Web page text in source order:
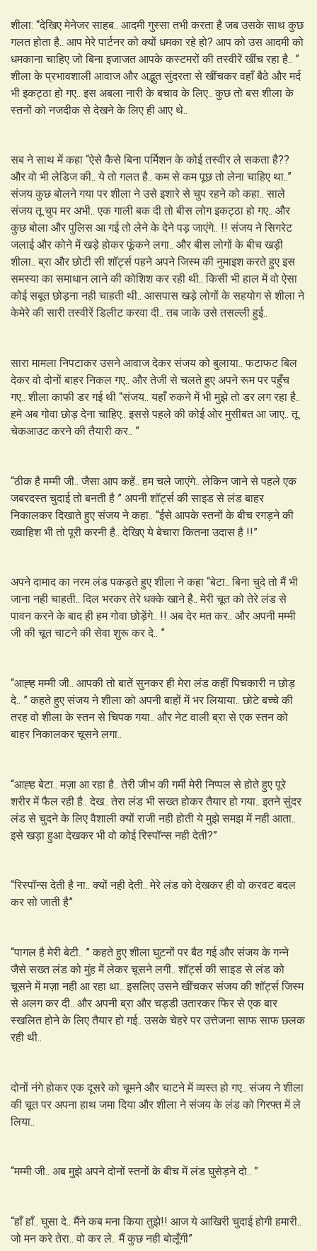
शीला: “देखिए मेनेजर साहब.. आदमी गुस्सा तभी करता है जब उसके साथ कुछ
गलत होता है.. आप मेरे पार्टनर को क्यों धमका रहे हो? आप को उस आदमी को
धमकाना चाहिए जो बिना इजाजत आपके कस्टमरों की तस्वीरें खींच रहा है.. ”
शीला के प्रभावशाली आवाज और अद्भुत सुंदरता से खींचकर वहाँ बैठे और मर्द
भी इकट्ठा हो गए.. इस अबला नारी के बचाव के लिए.. कुछ तो बस शीला के
स्तनों को नजदीक से देखने के लिए ही आए थे..
सब ने साथ में कहा “ऐसे कैसे बिना पर्मिशन के कोई तस्वीर ले सकता है??
और वो भी लेडिज की.. ये तो गलत है.. कम से कम पूछ तो लेना चाहिए था..”
संजय कुछ बोलने गया पर शीला ने उसे इशारे से चुप रहने को कहा.. साले
संजय तू चुप मर अभी.. एक गाली बक दी तो बीस लोग इकट्ठा हो गए.. और
कुछ बोला और पुलिस आ गई तो लेने के देने पड़ जाएंगे.. !! संजय ने सिगरेट
जलाई और कोने में खड़े होकर फूंकने लगा.. और बीस लोगों के बीच खड़ी
शीला.. ब्रा और छोटी सी शॉर्ट्स पहने अपने जिस्म की नुमाइश करते हुए इस
समस्या का समाधान लाने की कोशिश कर रही थी.. किसी भी हाल में वो ऐसा
कोई सबूत छोड़ना नही चाहती थी.. आसपास खड़े लोगों के सहयोग से शीला ने
केमेरे की सारी तस्वीरें डिलीट करवा दी.. तब जाके उसे तसल्ली हुई..
सारा मामला निपटाकर उसने आवाज देकर संजय को बुलाया.. फटाफट बिल
देकर वो दोनों बाहर निकल गए.. और तेजी से चलते हुए अपने रूम पर पहुँच
गए.. शीला काफी डर गई थी “संजय.. यहाँ रुकने में भी मुझे तो डर लग रहा है..
हमे अब गोवा छोड़ देना चाहिए.. इससे पहले की कोई ओर मुसीबत आ जाए.. तू
चेकआउट करने की तैयारी कर.. ”
“ठीक है मम्मी जी.. जैसा आप कहें.. हम चले जाएंगे.. लेकिन जाने से पहले एक
जबरदस्त चुदाई तो बनती है ” अपनी शॉर्ट्स की साइड से लंड बाहर
निकालकर दिखाते हुए संजय ने कहा.. “ईसे आपके स्तनों के बीच रगड़ने की
ख्वाहिश भी तो पूरी करनी है.. देखिए ये बेचारा कितना उदास है !!”
अपने दामाद का नरम लंड पकड़ते हुए शीला ने कहा “बेटा.. बिना चुदे तो मैं भी
जाना नही चाहती.. दिल भरकर तेरे धक्के खाने है.. मेरी चूत को तेरे लंड से
पावन करने के बाद ही हम गोवा छोड़ेंगे.. !! अब देर मत कर.. और अपनी मम्मी
जी की चूत चाटने की सेवा शुरू कर दे.. ”
“आह्ह मम्मी जी.. आपकी तो बातें सुनकर ही मेरा लंड कहीं पिचकारी न छोड़
दे.. ” कहते हुए संजय ने शीला को अपनी बाहों में भर लियाया.. छोटे बच्चे की
तरह वो शीला के स्तन से चिपक गया.. और नेट वाली ब्रा से एक स्तन को
बाहर निकालकर चूसने लगा..
“आह्ह बेटा.. मज़ा आ रहा है.. तेरी जीभ की गर्मी मेरी निप्पल से होते हुए पूरे
शरीर में फैल रही है.. देख.. तेरा लंड भी सख्त होकर तैयार हो गया.. इतने सुंदर
लंड से चुदने के लिए वैशाली क्यों राजी नही होती ये मुझे समझ में नही आता..
इसे खड़ा हुआ देखकर भी वो कोई रिस्पॉन्स नही देती?”
“रिस्पॉन्स देती है ना.. क्यों नही देती.. मेरे लंड को देखकर ही वो करवट बदल
कर सो जाती है”
“पागल है मेरी बेटी.. ” कहते हुए शीला घुटनों पर बैठ गई और संजय के गन्ने
जैसे सख्त लंड को मुंह में लेकर चूसने लगी.. शॉर्ट्स की साइड से लंड को
चूसने में मज़ा नही आ रहा था.. इसलिए उसने खींचकर संजय की शॉर्ट्स जिस्म
से अलग कर दी.. और अपनी ब्रा और चड्डी उतारकर फिर से एक बार
स्खलित होने के लिए तैयार हो गई.. उसके चेहरे पर उत्तेजना साफ साफ छलक
रही थी..
दोनों नंगे होकर एक दूसरे को चूमने और चाटने में व्यस्त हो गए.. संजय ने शीला
की चूत पर अपना हाथ जमा दिया और शीला ने संजय के लंड को गिरफ्त में ले
लिया..
“मम्मी जी.. अब मुझे अपने दोनों स्तनों के बीच में लंड घुसेड़ने दो.. ”
“हाँ हाँ.. घुसा दे.. मैंने कब मना किया तुझे!! आज ये आखिरी चुदाई होगी हमारी..
जो मन करे तेरा.. वो कर ले.. मैं कुछ नही बोलूँगी”